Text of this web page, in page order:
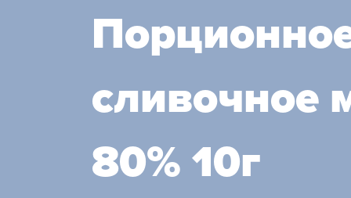
??????
C??? ??? ??? ???????
???
????????? ?????
???????? ?????????
O??????? ?????
сливочное
80% 10г